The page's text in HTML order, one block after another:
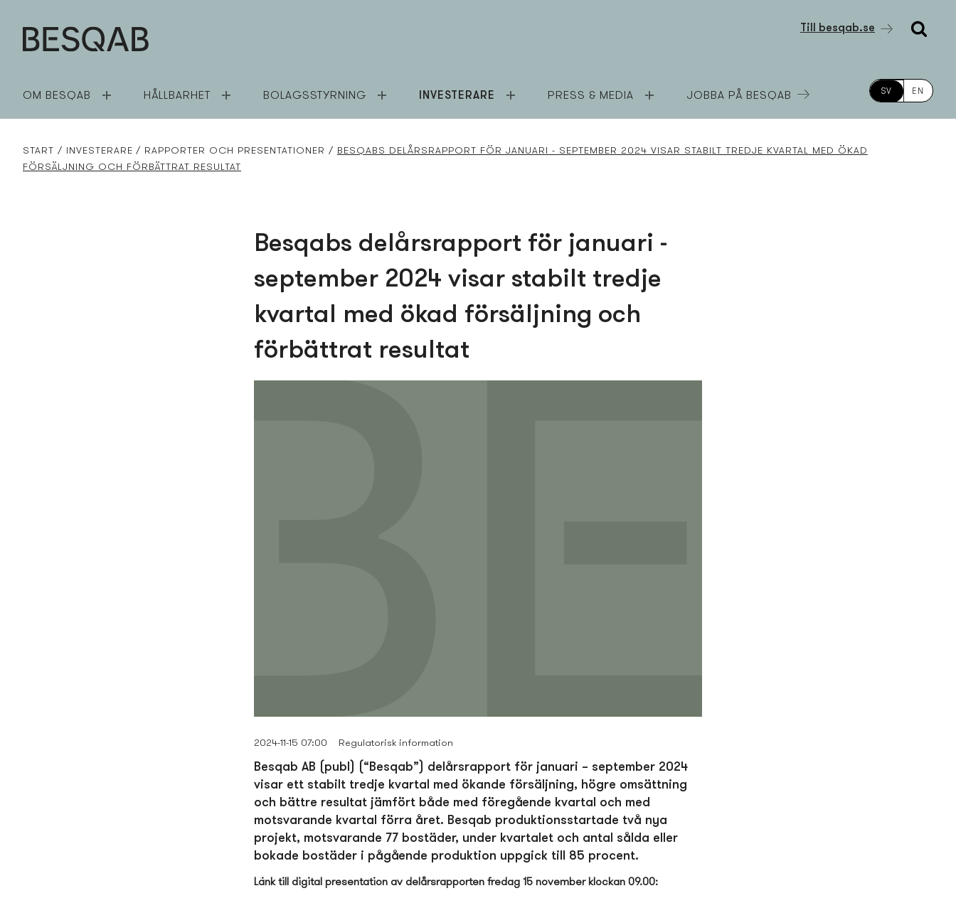
Till besqab.se
OM BESQAB HÅLLBARHET BOLAGSSTYRNING INVESTERARE PRESS & MEDIA JOBBA PÅ BESQAB SV EN
START INVESTERARE RAPPORTER OCH PRESENTATIONER
BESQABS DELÅRSRAPPORT FÖR JANUARI - SEPTEMBER 2024 VISAR STABILT TREDJE KVARTAL MED ÖKAD
FÖRSÄLJNING OCH FÖRBÄTTRAT RESULTAT
Besqabs delårsrapport för januari -
september 2024 visar stabilt tredje
kvartal med ökad försäljning och
förbättrat resultat
2024-11-15 07:00 Regulatorisk information
Besqab AB (publ) (“Besqab”) delårsrapport för januari – september 2024
visar ett stabilt tredje kvartal med ökande försäljning, högre omsättning
och bättre resultat jämfört både med föregående kvartal och med
motsvarande kvartal förra året. Besqab produktionsstartade två nya
projekt, motsvarande 77 bostäder, under kvartalet och antal sålda eller
bokade bostäder i pågående produktion uppgick till 85 procent.
Länk till digital presentation av delårsrapporten fredag 15 november klockan 09.00: